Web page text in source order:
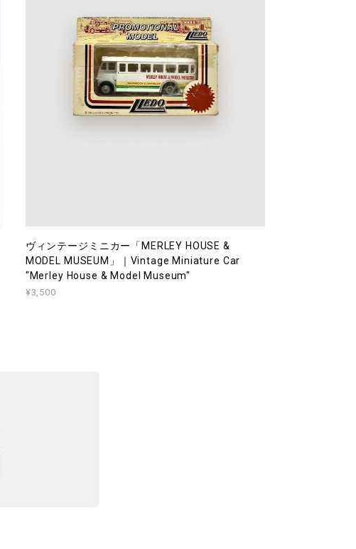
ヴィンテージミニカー「MERLEY HOUSE &
MODEL MUSEUM」｜Vintage Miniature Car
"Merley House & Model Museum"
¥3,500